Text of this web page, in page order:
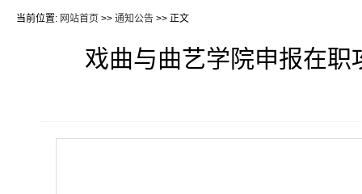
当前位置: 网站首页 >> 通知公告 >> 正文
戏曲与曲艺学院申报在